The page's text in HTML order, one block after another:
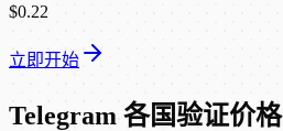
$0.22
立即开始
Telegram 各国验证价格